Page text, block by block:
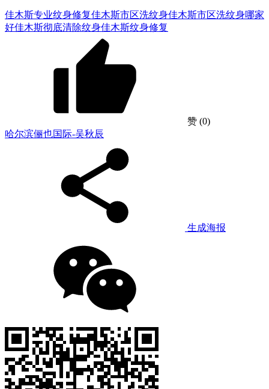
佳木斯专业纹身修复佳木斯市区洗纹身佳木斯市区洗纹身哪家
好佳木斯彻底清除纹身佳木斯纹身修复
赞 (0)
哈尔滨俪也国际-吴秋辰
生成海报